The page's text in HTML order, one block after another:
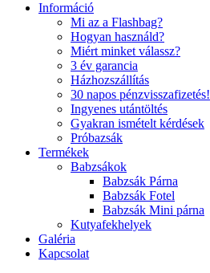
Információ
Mi az a Flashbag?
Hogyan használd?
Miért minket válassz?
3 év garancia
Házhozszállítás
30 napos pénzvisszafizetés!
Ingyenes utántöltés
Gyakran ismételt kérdések
Próbazsák
Termékek
Babzsákok
Babzsák Párna
Babzsák Fotel
Babzsák Mini párna
Kutyafekhelyek
Galéria
Kapcsolat